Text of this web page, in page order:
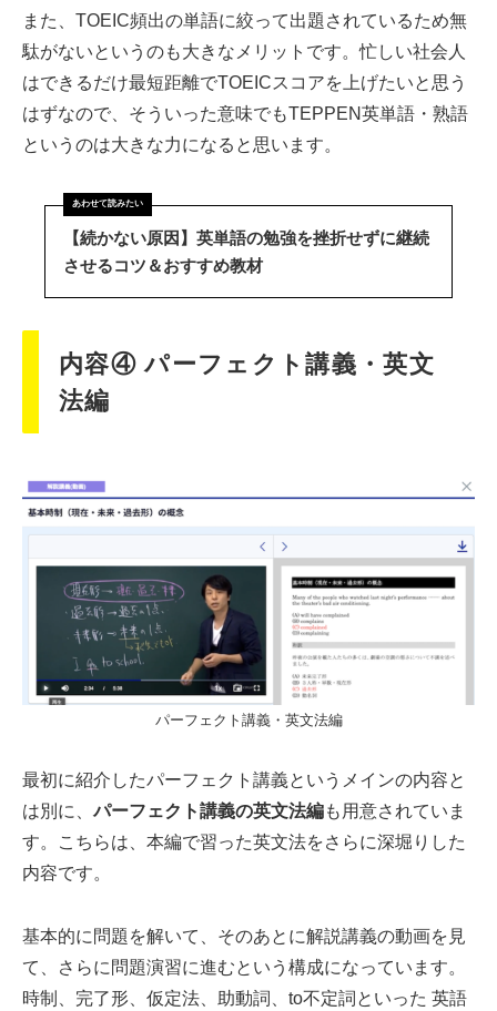
また、TOEIC頻出の単語に絞って出題されているため無
駄がないというのも大きなメリットです。忙しい社会人
はできるだけ最短距離でTOEICスコアを上げたいと思う
はずなので、そういった意味でもTEPPEN英単語・熟語
というのは大きな力になると思います。
【続かない原因】英単語の勉強を挫折せずに継続
させるコツ＆おすすめ教材
内容④ パーフェクト講義・英文
法編
パーフェクト講義・英文法編
最初に紹介したパーフェクト講義というメインの内容と
は別に、パーフェクト講義の英文法編も用意されていま
す。こちらは、本編で習った英文法をさらに深堀りした
内容です。
基本的に問題を解いて、そのあとに解説講義の動画を見
て、さらに問題演習に進むという構成になっています。
時制、完了形、仮定法、助動詞、to不定詞といった 英語